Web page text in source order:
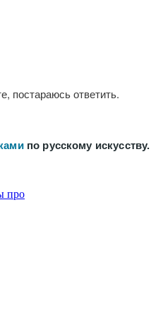
постараюсь ответить.
по русскому искусству.
про